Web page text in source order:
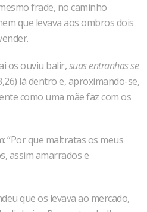
frade, no caminho
que levava aos ombros dois
os ouviu balir,suas en­tranhas se
lá dentro e, aproximando-se,
como uma mãe faz com os
“Por que maltratas os meus
assim amarrados e
que os levava ao mercado,